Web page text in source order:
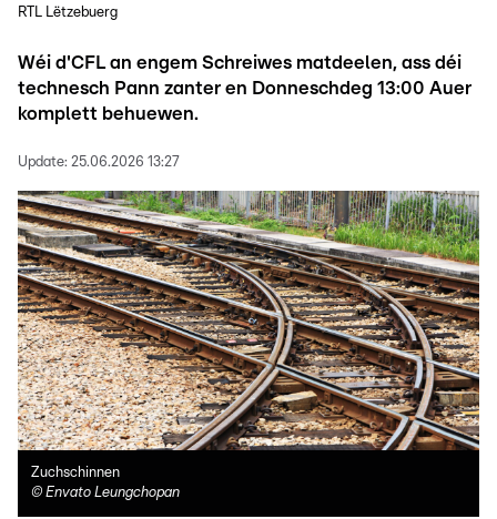
RTL Lëtzebuerg
Wéi d'CFL an engem Schreiwes matdeelen, ass déi
technesch Pann zanter en Donneschdeg 13:00 Auer
komplett behuewen.
Update: 25.06.2026 13:27
Zuchschinnen
© Envato Leungchopan